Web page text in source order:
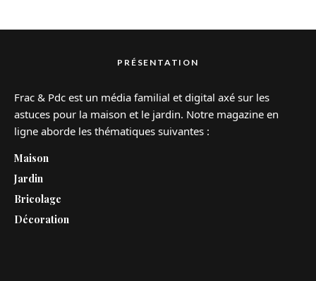
PRÉSENTATION
Frac & Pdc est un média familial et digital axé sur les
astuces pour la maison et le jardin. Notre magazine en
ligne aborde les thématiques suivantes :
Maison
Jardin
Bricolage
Décoration